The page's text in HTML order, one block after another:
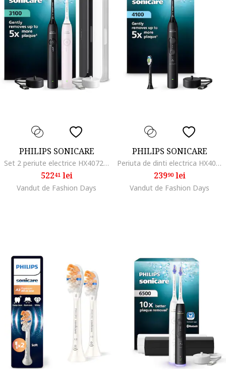
PHILIPS SONICARE
Set 2 periute electrice HX4072/42 Seria 3100, 1 mod, 3 intensitati, 2 x capete de periere Optimal White, 2 x toc de calatorie, negru si roz
52241lei
Vandut de Fashion Days
PHILIPS SONICARE
Periuta de dinti electrica HX4042/52 Seria 4100, 2 moduri, 2 intensitati, senzor de presiune, timer 2 minute, 2 x capete Optimal White, negru
23990lei
Vandut de Fashion Days